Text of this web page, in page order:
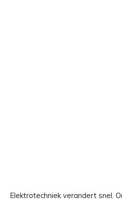
Elektrotechniek verandert snel.